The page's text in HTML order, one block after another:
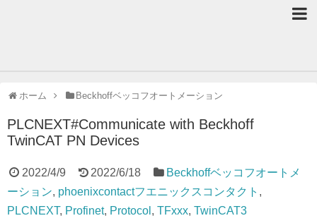
ホーム Beckhoffベッコフオートメーション
PLCNEXT#Communicate with Beckhoff
TwinCAT PN Devices
2022/4/9 2022/6/18
Beckhoffベッコフオートメ
ーション, phoenixcontactフエニックスコンタクト ,
PLCNEXT, Profinet, Protocol , TFxxx, TwinCAT3